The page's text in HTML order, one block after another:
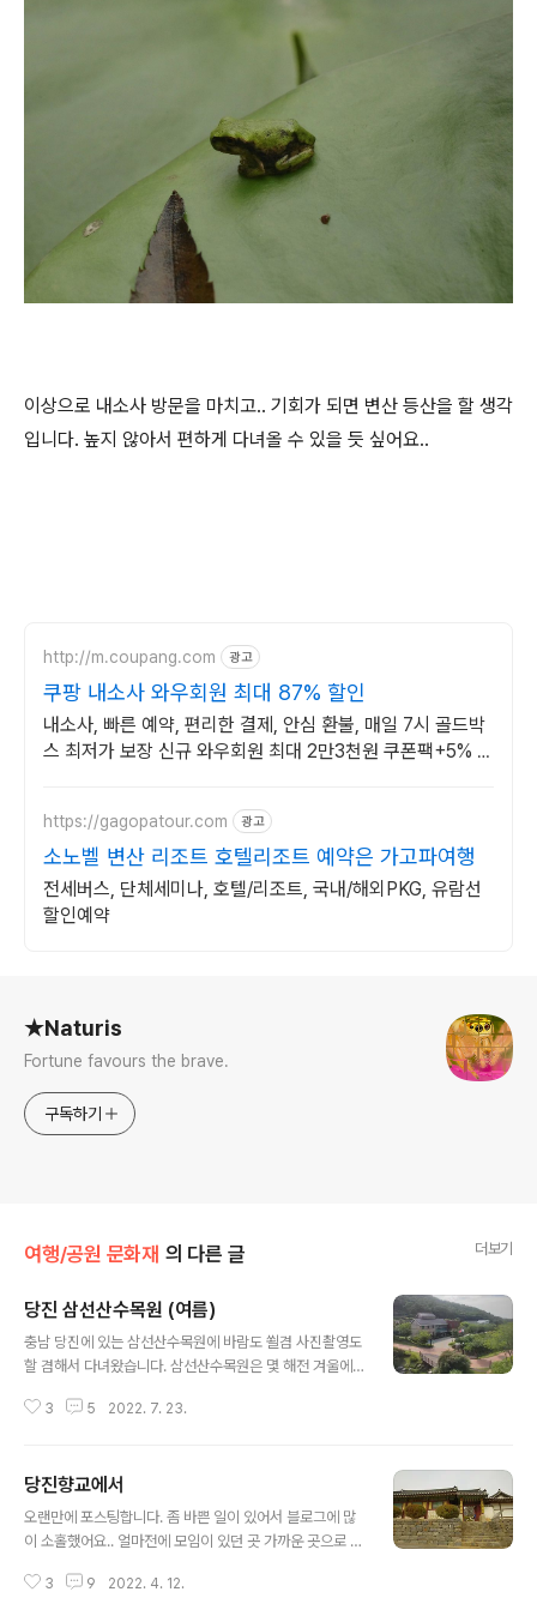
이상으로 내소사 방문을 마치고.. 기회가 되면 변산 등산을 할 생각
입니다. 높지 않아서 편하게 다녀올 수 있을 듯 싶어요..
http://m.coupang.com 광고
쿠팡 내소사 와우회원 최대 87% 할인
내소사, 빠른 예약, 편리한 결제, 안심 환불, 매일 7시 골드박
스 최저가 보장 신규 와우회원 최대 2만3천원 쿠폰팩+5% 추
https://gagopatour.com 광고
소노벨 변산 리조트 호텔리조트 예약은 가고파여행
전세버스, 단체세미나, 호텔/리조트, 국내/해외PKG, 유람선
할인예약
★Naturis
Fortune favours the brave.
구독하기
여행/공원 문화재 의 다른 글 더보기
당진 삼선산수목원 (여름)
충남 당진에 있는 삼선산수목원에 바람도 쐴겸 사진촬영도
할 겸해서 다녀왔습니다. 삼선산수목원은 몇 해전 겨울에
이라 제대로 꽃을 보지도 못했어요. 삼선산수목원에 가려
있는데 하루 4번 정도만 운행하는지라 좀 불편할 수 있어
요. 어쨌거나 더운 날씨고 요즘엔 인기없는 DSLR 카메라
를 꺼내들고 열심히 사진을 찍어봤습니다. 카메라엔 다른
더워서 다 귀찮더라구요ㅎ. 덥지만 온실에 들렀는데... 여름
3 5 2022. 7. 23.
당진향교에서
오랜만에 포스팅합니다. 좀 바쁜 일이 있어서 블로그에 많
이 소홀했어요.. 얼마전에 모임이 있던 곳 가까운 곳으로 잠
에 있어요. 위치상으로는 당진초등학교 뒤쪽 남산공원 가
3 9 2022. 4. 12.